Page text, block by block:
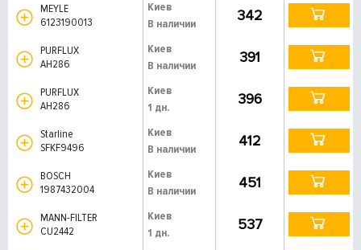
MEYLE
6123190013
Киев
В наличии
342
PURFLUX
AH286
Киев
В наличии
391
PURFLUX
AH286
Киев
1 дн.
396
Starline
SFKF9496
Киев
В наличии
412
BOSCH
1987432004
Киев
В наличии
451
MANN-FILTER
CU2442
Киев
1 дн.
537